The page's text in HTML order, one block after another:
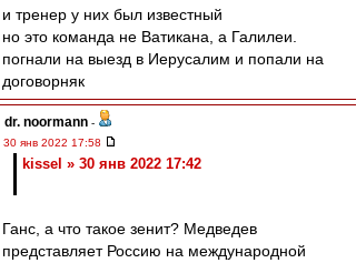
и тренер у них был известный
но это команда не Ватикана, а Галилеи.
погнали на выезд в Иерусалим и попали на
договорняк
dr. noormann -
30 янв 2022 17:58
kissel » 30 янв 2022 17:42
Ганс, а что такое зенит? Медведев
представляет Россию на международной